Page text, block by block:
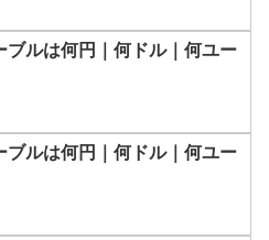
ブルは何円｜何ドル｜何ユー
ブルは何円｜何ドル｜何ユー